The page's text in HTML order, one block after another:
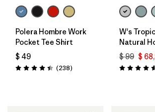
Polera Hombre Work
Pocket Tee Shirt
$ 49
Valoración: 4.4 / 5
(238Comentarios
)
W's
Natural
$ 99 $
Valoración: